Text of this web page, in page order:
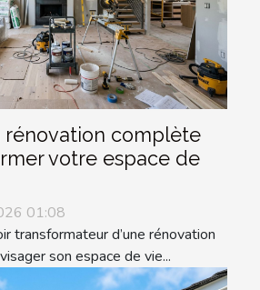
rénovation complète
votre espace de
01:08
transformateur d’une rénovation
son espace de vie...